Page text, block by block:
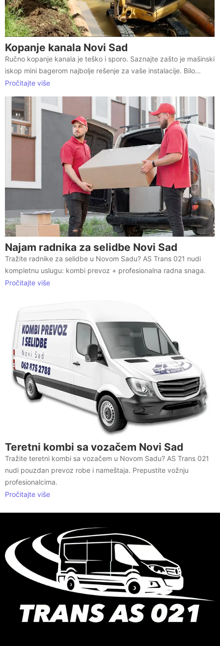
Kopanje kanala Novi Sad
Ručno kopanje kanala je teško i sporo. Saznajte zašto je mašinski
iskop mini bagerom najbolje rešenje za vaše instalacije. Bilo...
Pročitajte više
Najam radnika za selidbe Novi Sad
Tražite radnike za selidbe u Novom Sadu? AS Trans 021 nudi
kompletnu uslugu: kombi prevoz + profesionalna radna snaga.
Pročitajte više
Teretni kombi sa vozačem Novi Sad
Tražite teretni kombi sa vozačem u Novom Sadu? AS Trans 021
nudi pouzdan prevoz robe i nameštaja. Prepustite vožnju
profesionalcima.
Pročitajte više